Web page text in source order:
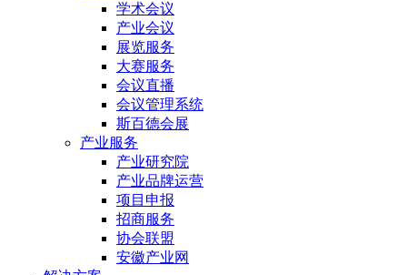
学术会议
产业会议
展览服务
大赛服务
会议直播
会议管理系统
斯百德会展
产业服务
产业研究院
产业品牌运营
项目申报
招商服务
协会联盟
安徽产业网